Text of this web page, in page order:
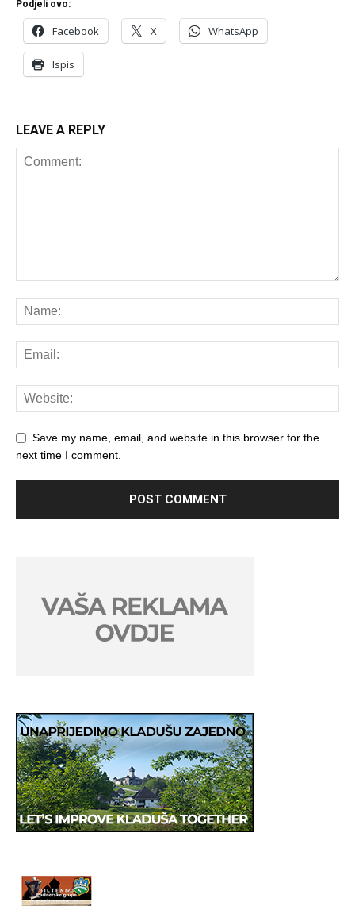
Podjeli ovo:
Facebook X WhatsApp
Ispis
LEAVE A REPLY
Save my name, email, and website in this browser for the
next time I comment.